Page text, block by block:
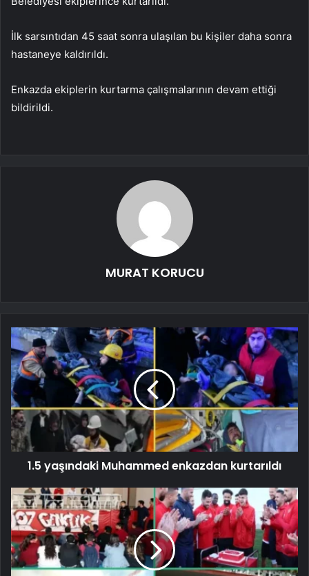
İlk sarsıntıdan 45 saat sonra ulaşılan bu kişiler daha sonra
hastaneye kaldırıldı.
Enkazda ekiplerin kurtarma çalışmalarının devam ettiği
bildirildi.
MURAT KORUCU
1.5 yaşındaki Muhammed enkazdan kurtarıldı